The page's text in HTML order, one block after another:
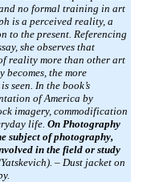
no formal training in art
is a perceived reality, a
to the present. Referencing
she observes that
reality more than other art
the more
seen. In the book’s
of America by
imagery, commodification
life. On Photography
subject of photography,
in the field or study
– Dust jacket on